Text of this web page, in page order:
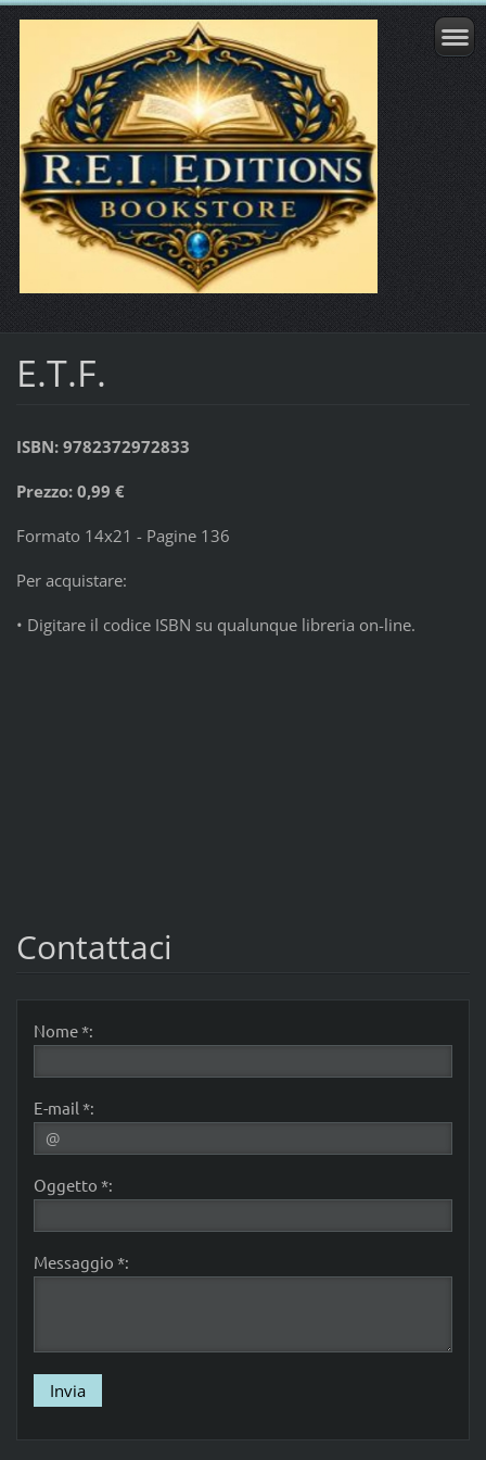
E.T.F.
ISBN: 9782372972833
Prezzo: 0,99 €
Formato 14x21 - Pagine 136
Per acquistare:
• Digitare il codice ISBN su qualunque libreria on-line.
Contattaci
Nome *:
E-mail *:
Oggetto *:
Messaggio *: